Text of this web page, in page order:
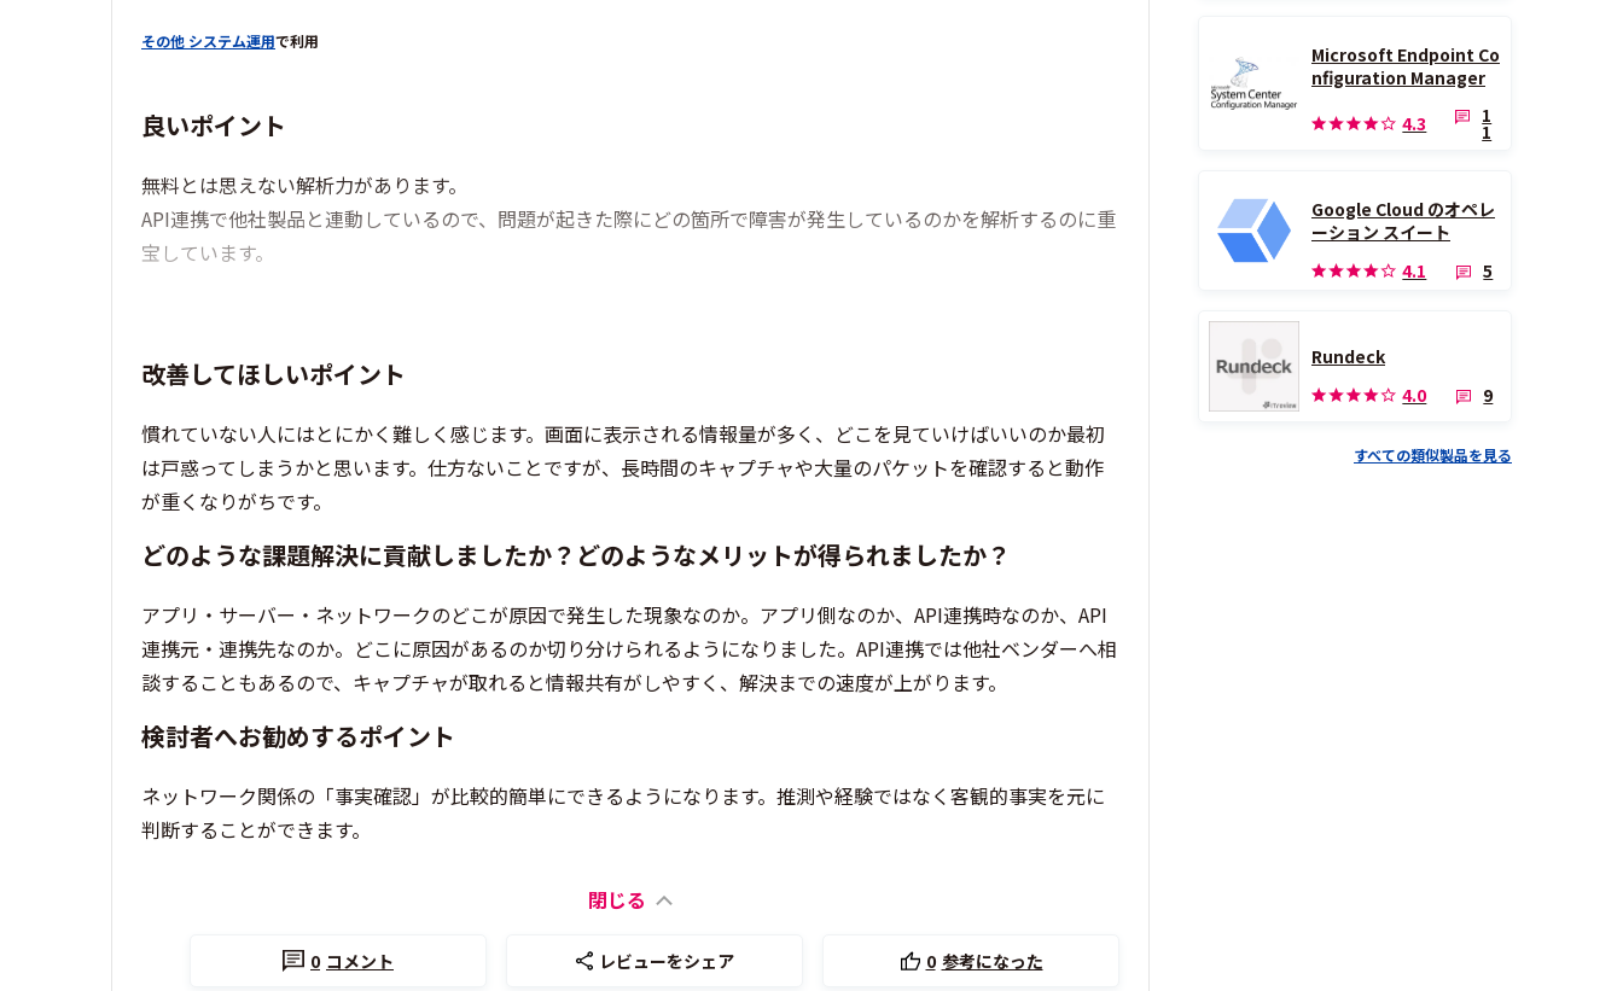
その他 システム運用で利用
良いポイント
無料とは思えない解析力があります。
API連携で他社製品と連動しているので、問題が起きた際にどの箇所で障害が発生しているのかを解析するのに重
宝しています。
改善してほしいポイント
慣れていない人にはとにかく難しく感じます。画面に表示される情報量が多く、どこを見ていけばいいのか最初
は戸惑ってしまうかと思います。仕方ないことですが、長時間のキャプチャや大量のパケットを確認すると動作
が重くなりがちです。
どのような課題解決に貢献しましたか？どのようなメリットが得られましたか？
アプリ・サーバー・ネットワークのどこが原因で発生した現象なのか。アプリ側なのか、API連携時なのか、API
連携元・連携先なのか。どこに原因があるのか切り分けられるようになりました。API連携では他社ベンダーへ相
談することもあるので、キャプチャが取れると情報共有がしやすく、解決までの速度が上がります。
検討者へお勧めするポイント
ネットワーク関係の「事実確認」が比較的簡単にできるようになります。推測や経験ではなく客観的事実を元に
判断することができます。
閉じる
0 コメント レビューをシェア 0 参考になった
Microsoft Endpoint Co
nfiguration Manager
4.3
1
1
Google Cloud のオペレ
ーション スイート
4.1
5
Rundeck
4.0
9
すべての類似製品を見る